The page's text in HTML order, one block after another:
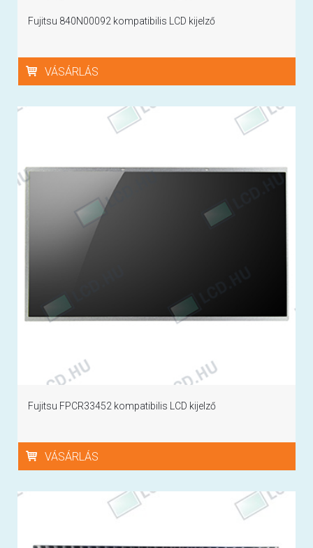
Fujitsu 840N00092 kompatibilis LCD kijelző
VÁSÁRLÁS
Fujitsu FPCR33452 kompatibilis LCD kijelző
VÁSÁRLÁS